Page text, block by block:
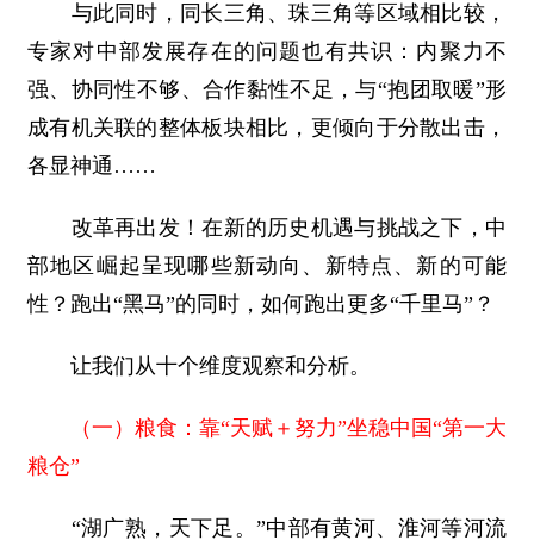
与此同时，同长三角、珠三角等区域相比较，
专家对中部发展存在的问题也有共识：内聚力不
强、协同性不够、合作黏性不足，与“抱团取暖”形
成有机关联的整体板块相比，更倾向于分散出击，
各显神通……
改革再出发！在新的历史机遇与挑战之下，中
部地区崛起呈现哪些新动向、新特点、新的可能
性？跑出“黑马”的同时，如何跑出更多“千里马”？
让我们从十个维度观察和分析。
（一）粮食：靠“天赋＋努力”坐稳中国“第一大
粮仓”
“湖广熟，天下足。”中部有黄河、淮河等河流